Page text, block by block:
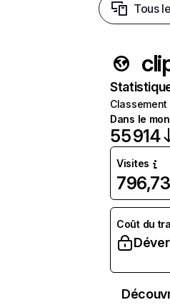
Tous
Dans le
55 914
Visites
Coût du